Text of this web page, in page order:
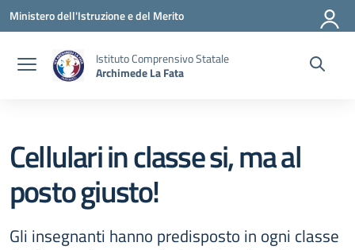
Vai ai contenuti
Vai al menu di navigazione
Vai al footer
Ministero dell'Istruzione e del Merito
Istituto Comprensivo Statale
Archimede La Fata
Cellulari in classe si, ma al
posto giusto!
Gli insegnanti hanno predisposto in ogni classe